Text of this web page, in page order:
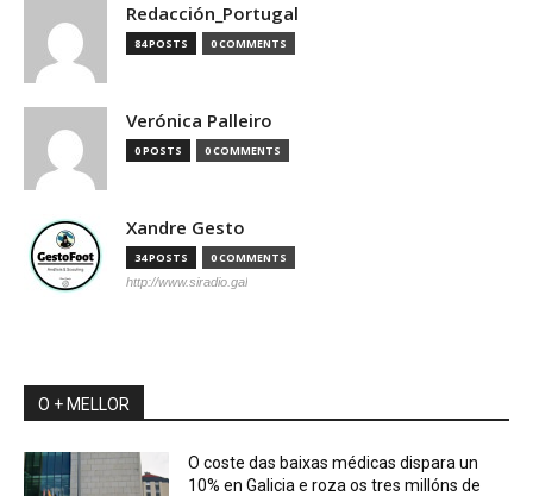
Redacción_Portugal
84 POSTS 0 COMMENTS
Verónica Palleiro
0 POSTS 0 COMMENTS
Xandre Gesto
34 POSTS 0 COMMENTS
http://www.siradio.gal
O + MELLOR
O coste das baixas médicas dispara un
10% en Galicia e roza os tres millóns de